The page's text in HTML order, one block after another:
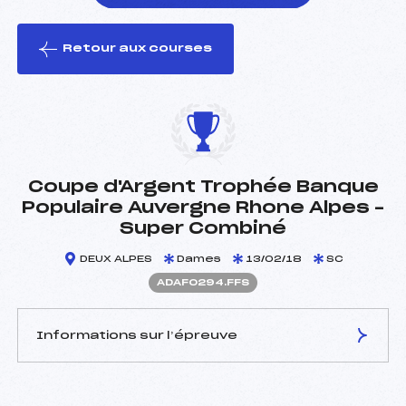
le ski
Retour aux courses
Coupe d'Argent Trophée Banque
Populaire Auvergne Rhone Alpes –
Super Combiné
DEUX ALPES Dames 13/02/18 SC
ADAF0294.FFS
Informations sur l’épreuve